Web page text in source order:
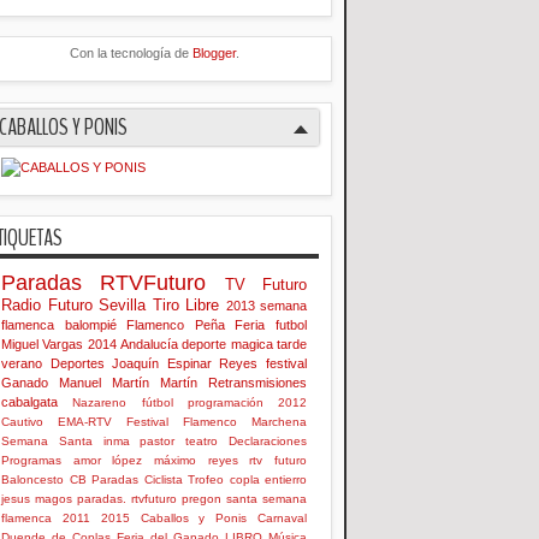
Con la tecnología de Blogger.
CABALLOS Y PONIS
Paradas RTVFuturo
TV Futuro
Radio Futuro Sevilla Tiro Libre 2013 semana
flamenca
balompié Flamenco Peña Feria
futbol
Miguel Vargas 2014 Andalucía deporte magica tarde
verano
Deportes Joaquín Espinar Reyes
festival
Ganado
Manuel Martín Martín
Retransmisiones
cabalgata
Nazareno fútbol programación
2012
Cautivo
EMA-RTV Festival Flamenco
Marchena
Semana Santa
inma pastor teatro
Declaraciones
Programas
amor lópez máximo reyes
rtv futuro
Baloncesto CB Paradas Ciclista Trofeo copla entierro
jesus magos paradas. rtvfuturo pregon santa semana
flamenca
2011 2015 Caballos y Ponis
Carnaval